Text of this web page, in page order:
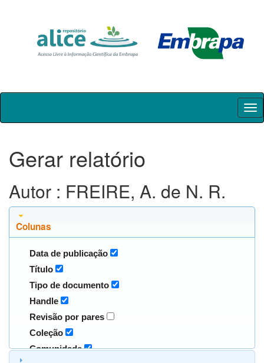
Skip
Gerar relatório
Autor : FREIRE, A. de N. R.
Colunas
Data de publicação
Título
Tipo de documento
Handle
Revisão por pares
Coleção
Comunidade